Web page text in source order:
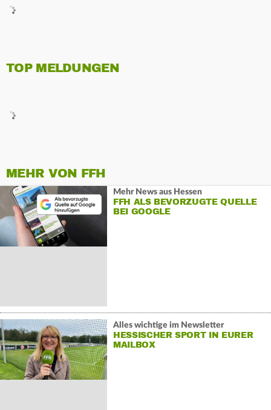
TOP MELDUNGEN
MEHR VON FFH
Mehr News aus Hessen
FFH ALS BEVORZUGTE QUELLE
BEI GOOGLE
Alles wichtige im Newsletter
HESSISCHER SPORT IN EURER
MAILBOX